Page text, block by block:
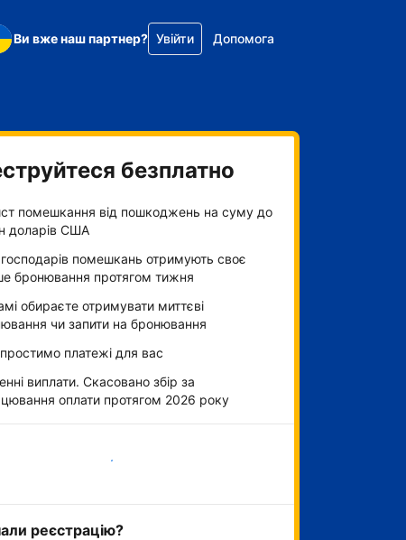
Ви вже наш партнер? Увійти Допомога
безплатно
помешкання від пошкоджень на суму до
доларів США
помешкань отримують своє
бронювання протягом тижня
обираєте отримувати миттєві
чи запити на бронювання
платежі для вас
виплати. Скасовано збір за
оплати протягом 2026 року
Розпочати зараз
реєстрацію?